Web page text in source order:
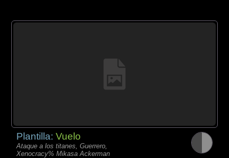
Plantilla:Vuelo
Ataque a los titanes, Guerrero,
Xenocracy% Mikasa Ackerman